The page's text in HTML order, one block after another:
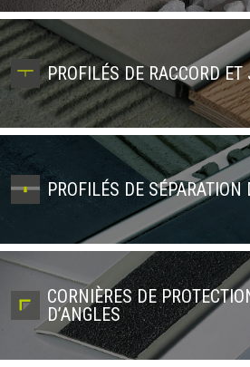
PROFILÉS DE RACCORD
PROFILÉS DE SÉPARATION
CORNIÈRES DE
D’ANGLES